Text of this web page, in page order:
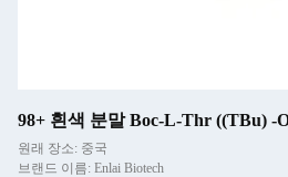
98+ 흰색 분말 Boc-L-Thr ((TBu) -
원래 장소: 중국
브랜드 이름: Enlai Biotech